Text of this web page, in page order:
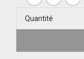
Quantité